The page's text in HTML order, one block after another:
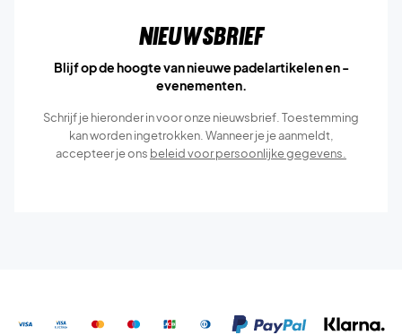
Nieuwsbrief
Blijf op de hoogte van nieuwe padelartikelen en -
evenementen.
Schrijf je hieronder in voor onze nieuwsbrief. Toestemming
kan worden ingetrokken. Wanneer je je aanmeldt,
accepteer je ons beleid voor persoonlijke gegevens.